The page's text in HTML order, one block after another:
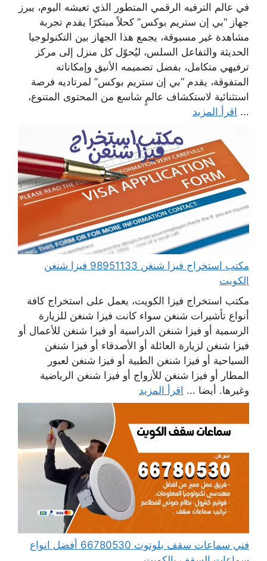
في عالم الترفيه الرقمي المتطور الذي تعيشه اليوم، يبرز
جهاز “بي إن ستريم بوكس” كحلاً مبتكرًا يقدم تجربة
مشاهدة غير مسبوقة، يجمع هذا الجهاز بين التكنولوجيا
الحديثة والتفاعل السلس، ليُحوّل كل منزل إلى مركز
ترفيهي متكامل، بفضل تصميمه الأنيق وإمكاناته
المتفوقة، يقدم “بي إن ستريم بوكس” لمرتاديه فرصة
استثنائية لاستكشاف عالمٍ شاسع من المحتوى المتنوع،
... اقرأ المزيد
مكتب استخراج فيزا شنغن 98951133 فيزا شنغن
الكويت
مكتب استخراج فيزا الكويت، يعمل على استخراج كافة
أنواع تأشيرات شنغن سواء كانت فيزا شنغن للزيارة
الرسمية أو فيزا شنغن الدراسية أو فيزا شنغن للأعمال أو
فيزا شنغن لزيارة العائلة أو الأصدقاء أو فيزا شنغن
السياحية أو فيزا شنغن الطبية أو فيزا شنغن لعبور
المطار أو فيزا شنغن للأزواج أو فيزا شنغن الرياضية
وغيرها. أيضا ... اقرأ المزيد
فني سماعات سقف بلوتوث 66780530 أفضل انواع